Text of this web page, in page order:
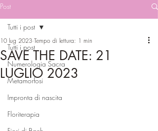
Post
Tutti i post
Numerologia Sacra
Metamorfosi
Impronta di nascita
Floriterapia
Tutti i post
SAVE THE DATE: 21
LUGLIO 2023
10 lug 2023 Tempo di lettura: 1 min